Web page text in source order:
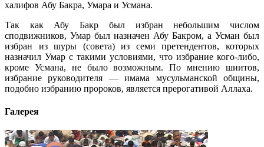
халифов Абу Бакра, Умара и Усмана.
Так как Абу Бакр был избран небольшим числом
сподвижников, Умар был назначен Абу Бакром, а Усман был
избран из шуры (совета) из семи претендентов, которых
назначил Умар с такими условиями, что избрание кого-либо,
кроме Усмана, не было возможным. По мнению шиитов,
избрание руководителя — имама мусульманской общины,
подобно избранию пророков, является прерогативой Аллаха.
Галерея